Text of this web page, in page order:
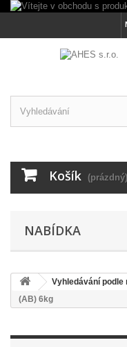
Košík (prázdný)
NABÍDKA
Vyhledávání podle
(AB) 6kg